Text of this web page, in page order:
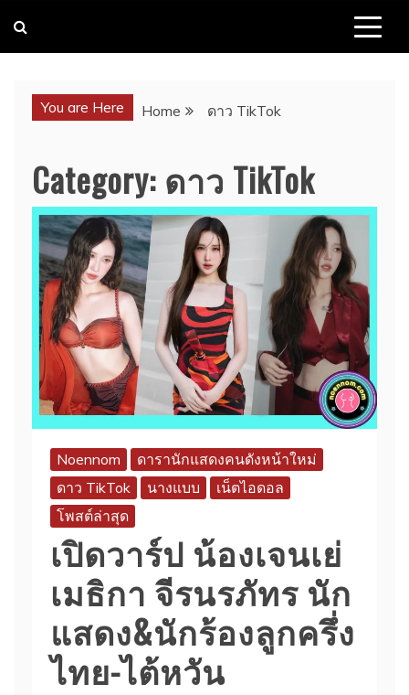
You are Here Home ดาว TikTok
Category: ดาว TikTok
Noennom
ดารานักแสดงคนดังหน้าใหม่
ดาว TikTok
นางแบบ
เน็ตไอดอล
โพสต์ล่าสุด
เปิดวาร์ป น้องเจนเย่
เมธิกา จีรนรภัทร นัก
แสดง&นักร้องลูกครึ่ง
ไทย-ไต้หวัน